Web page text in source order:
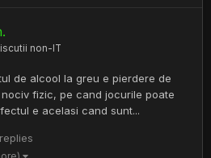
non-IT
de alcool la greu e pierdere de
fizic, pe cand jocurile poate
e acelasi cand sunt...